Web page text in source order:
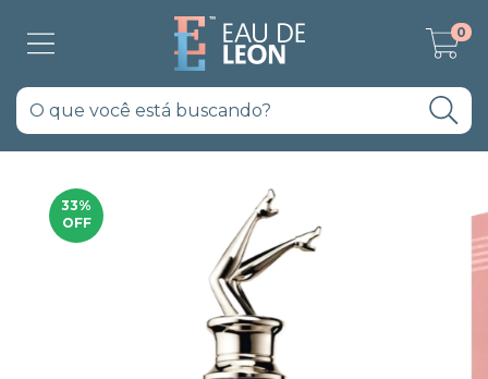
0
33%
OFF